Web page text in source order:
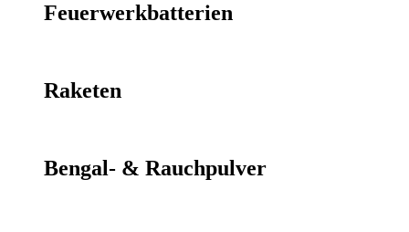
Feuerwerkbatterien
Raketen
Bengal- & Rauchpulver